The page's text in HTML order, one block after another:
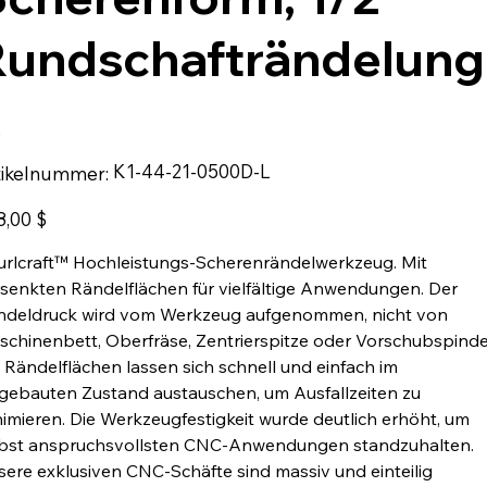
Artikelnummer:
K1-
K1-44-21-0500D-L
$
Hochleistungs-Scherenrändelwerkzeug. Mit
Rändelflächen für vielfältige Anwendungen. Der
wird vom Werkzeug aufgenommen, nicht von
Oberfräse, Zentrierspitze oder
Rändelflächen lassen sich schnell und einfach im
Zustand austauschen, um Ausfallzeiten zu
Die Werkzeugfestigkeit wurde deutlich erhöht, um
anspruchsvollsten CNC-Anwendungen standzuhalten.
exklusiven CNC-Schäfte sind massiv und einteilig